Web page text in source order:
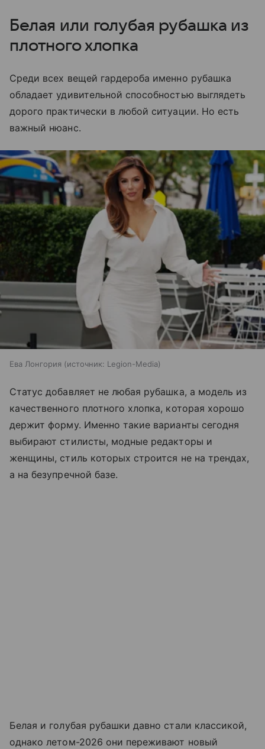
Белая или голубая рубашка из
плотного хлопка
Среди всех вещей гардероба именно рубашка
обладает удивительной способностью выглядеть
дорого практически в любой ситуации. Но есть
важный нюанс.
Ева Лонгория источник: Legion-Media
Статус добавляет не любая рубашка, а модель из
качественного плотного хлопка, которая хорошо
держит форму. Именно такие варианты сегодня
выбирают стилисты, модные редакторы и
женщины, стиль которых строится не на трендах,
а на безупречной базе.
Белая и голубая рубашки давно стали классикой,
однако летом-2026 они переживают новый